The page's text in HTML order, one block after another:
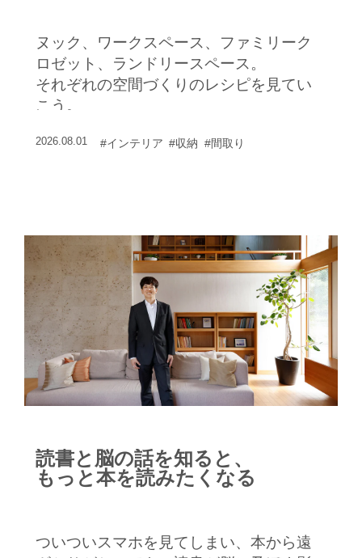
ヌック、ワークスペース、ファミリーク
ロゼット、ランドリースペース。
それぞれの空間づくりのレシピを見てい
こう。
2026.08.01 #インテリア #収納 #間取り
読書と脳の話を知ると、
もっと本を読みたくなる
ついついスマホを見てしまい、本から遠